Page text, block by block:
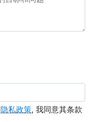
隐私政策, 我同意其条款